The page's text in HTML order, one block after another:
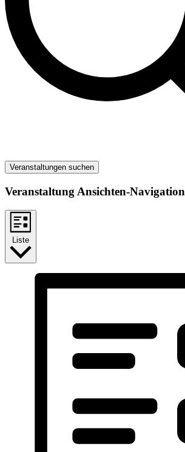
Veranstaltungen suchen
Veranstaltung Ansichten-Navigation
Liste